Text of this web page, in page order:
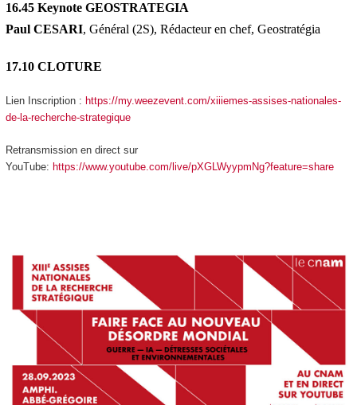
16.45 Keynote GEOSTRATEGIA
Paul CESARI, Général (2S), Rédacteur en chef, Geostratégia
17.10 CLOTURE
Lien Inscription : https://my.weezevent.com/xiiiemes-assises-nationales-
de-la-recherche-strategique
Retransmission en direct sur
YouTube: https://www.youtube.com/live/pXGLWyypmNg?feature=share